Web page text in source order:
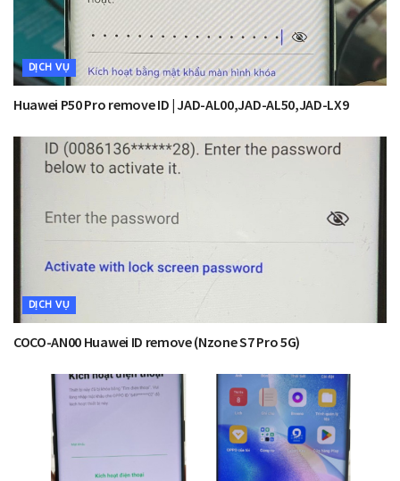
DỊCH VỤ
Huawei P50 Pro remove ID | JAD-AL00,JAD-AL50,JAD-LX9
DỊCH VỤ
COCO-AN00 Huawei ID remove (Nzone S7 Pro 5G)